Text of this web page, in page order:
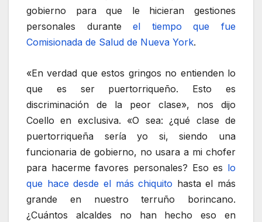
gobierno para que le hicieran gestiones
personales duranteel tiempo que fue
Comisionada de Salud de Nueva York.
«En verdad que estos gringos no entienden lo
que es ser puertorriqueño. Esto es
discriminación de la peor clase», nos dijo
Coello en exclusiva. «O sea: ¿qué clase de
puertorriqueña sería yo si, siendo una
funcionaria de gobierno, no usara a mi chofer
para hacerme favores personales? Eso es lo
que hace desde el más chiquito hasta el más
grande en nuestro terruño borincano.
¿Cuántos alcaldes no han hecho eso en